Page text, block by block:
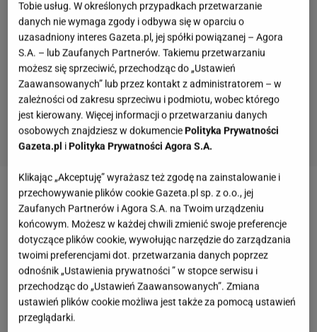
Zobacz wideoKożuchowska chciałaby jechać na
Oscary? Mówi o butach, które zabrała do Hollywood
Agata Kulesza
Klapki à la Hermès w stylu Małgorzaty
Kożuchowskiej. To niepodważalny hit sezonu
Tobie usług. W określonych przypadkach przetwarzanie
danych nie wymaga zgody i odbywa się w oparciu o
uzasadniony interes Gazeta.pl, jej spółki powiązanej – Agora
S.A. – lub Zaufanych Partnerów. Takiemu przetwarzaniu
możesz się sprzeciwić, przechodząc do „Ustawień
Zaawansowanych” lub przez kontakt z administratorem – w
zależności od zakresu sprzeciwu i podmiotu, wobec którego
jest kierowany. Więcej informacji o przetwarzaniu danych
osobowych znajdziesz w dokumenciePolityka Prywatności
Gazeta.pl iPolityka Prywatności Agora S.A.
Klikając „Akceptuję” wyrażasz też zgodę na zainstalowanie i
przechowywanie plików cookie Gazeta.pl sp. z o.o., jej
Zaufanych Partnerów i Agora S.A. na Twoim urządzeniu
końcowym. Możesz w każdej chwili zmienić swoje preferencje
dotyczące plików cookie, wywołując narzędzie do zarządzania
twoimi preferencjami dot. przetwarzania danych poprzez
odnośnik „Ustawienia prywatności ” w stopce serwisu i
przechodząc do „Ustawień Zaawansowanych”. Zmiana
ustawień plików cookie możliwa jest także za pomocą ustawień
przeglądarki.